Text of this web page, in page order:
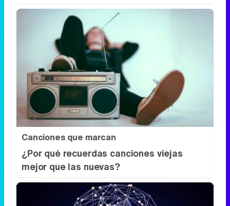
Canciones que marcan
¿Por qué recuerdas canciones viejas
mejor que las nuevas?